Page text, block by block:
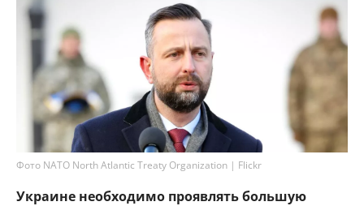
Фото NATO North Atlantic Treaty Organization | Flickr
Украине необходимо проявлять большую